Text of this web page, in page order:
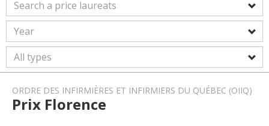
ORDRE DES INFIRMIÈRES ET INFIRMIERS DU QUÉBEC (OIIQ)
Prix Florence